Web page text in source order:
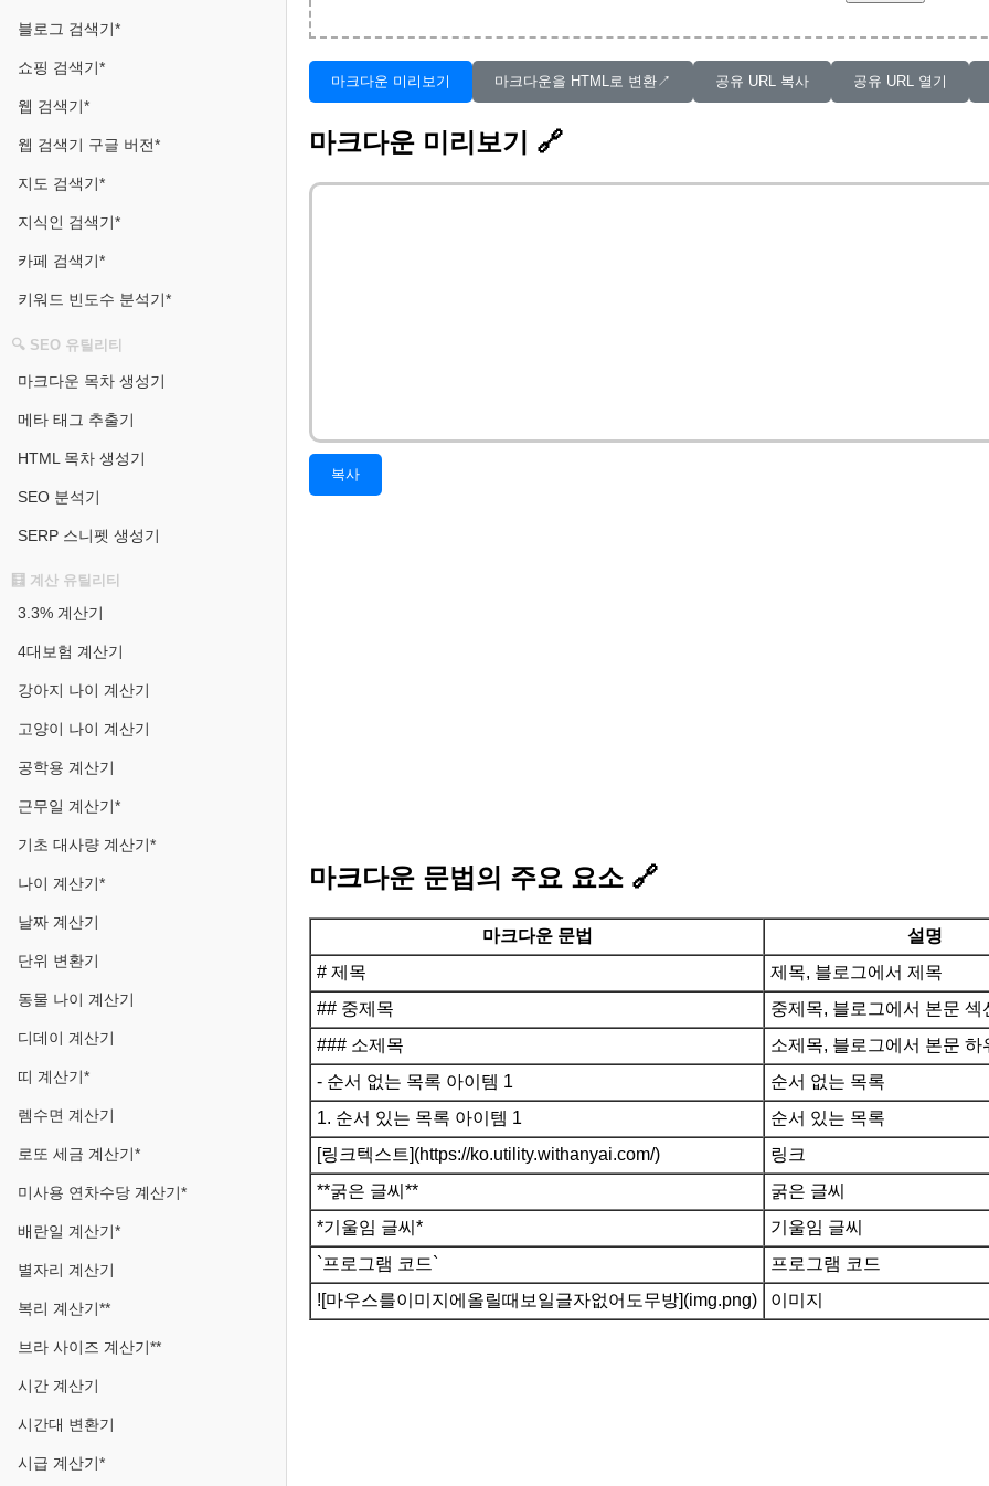
블로그 검색기*
쇼핑 검색기*
웹 검색기*
웹 검색기 구글 버전*
지도 검색기*
지식인 검색기*
카페 검색기*
키워드 빈도수 분석기*
🔍 SEO 유틸리티
마크다운 목차 생성기
메타 태그 추출기
HTML 목차 생성기
SEO 분석기
SERP 스니펫 생성기
🧮 계산 유틸리티
3.3% 계산기
4대보험 계산기
강아지 나이 계산기
고양이 나이 계산기
공학용 계산기
근무일 계산기*
기초 대사량 계산기*
나이 계산기*
날짜 계산기
단위 변환기
동물 나이 계산기
디데이 계산기
띠 계산기*
렘수면 계산기
로또 세금 계산기*
미사용 연차수당 계산기*
배란일 계산기*
별자리 계산기
복리 계산기**
브라 사이즈 계산기**
시간 계산기
시간대 변환기
시급 계산기*
마크다운 미리보기 마크다운을 HTML로 변환↗︎ 공유 URL 복사 공유 URL 열기
마크다운 미리보기 🔗
복사
마크다운 문법의 주요 요소 🔗
마크다운 문법
설명
# 제목
제목, 블로그에서 제목
## 중제목
중제목, 블로그에서 본문 섹
### 소제목
소제목, 블로그에서 본문 하
- 순서 없는 목록 아이템 1
순서 없는 목록
1. 순서 있는 목록 아이템 1
순서 있는 목록
[링크텍스트](https://ko.utility.withanyai.com/)
링크
**굵은 글씨**
굵은 글씨
*기울임 글씨*
기울임 글씨
`프로그램 코드`
프로그램 코드
![마우스를이미지에올릴때보일글자없어도무방](img.png)
이미지